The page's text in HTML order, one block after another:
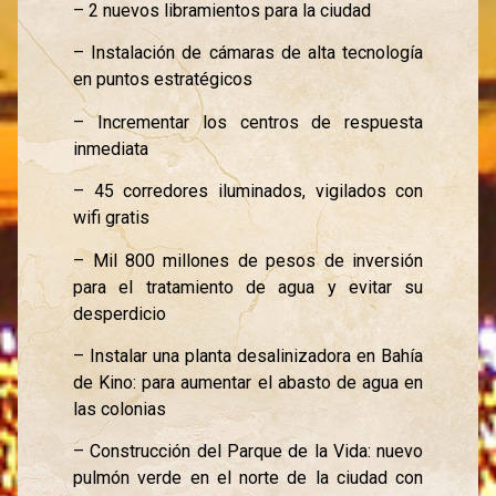
– 2 nuevos libramientos para la ciudad
– Instalación de cámaras de alta tecnología
en puntos estratégicos
– Incrementar los centros de respuesta
inmediata
– 45 corredores iluminados, vigilados con
wifi gratis
– Mil 800 millones de pesos de inversión
para el tratamiento de agua y evitar su
desperdicio
– Instalar una planta desalinizadora en Bahía
de Kino: para aumentar el abasto de agua en
las colonias
– Construcción del Parque de la Vida: nuevo
pulmón verde en el norte de la ciudad con